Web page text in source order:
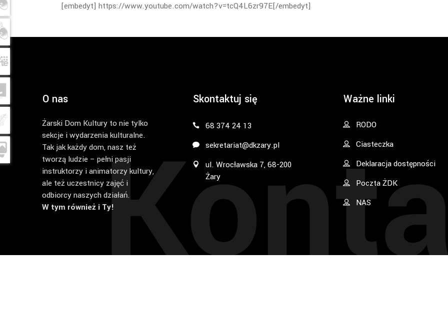
[embedyt] https://www.youtube.com/watch?v=tcQ4L6zr97E[/embedyt]
O nas
Żarski Dom Kultury to nie tylko
sekcje i wydarzenia kulturalne.
Tak jak każdy dom, nasz też
tworzą ludzie – pełni pasji
instruktorzy i animatorzy kultury,
ale też uczestnicy zajęć i
odbiorcy naszych działań.
W tym również i Ty!
Skontaktuj się
68 374 24 13
sekretariat@dkzary.pl
ul. Wrocławska 7, 68-200
Żary
Ważne linki
RODO
Ciasteczka
Deklaracja dostępności
Poczta ŻDK
NAS